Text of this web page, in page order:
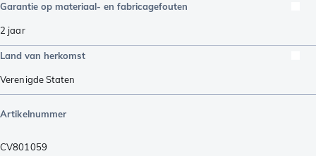
Garantie op materiaal- en fabricagefouten
2 jaar
Land van herkomst
Verenigde Staten
Artikelnummer
CV801059